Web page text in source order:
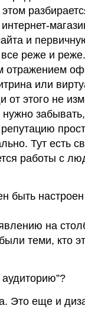
и
реже и
отражением
или
от этого не
Тут есть
работы с
быть
на
теми, кто
Это еще и